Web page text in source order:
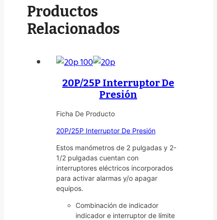
Productos
Relacionados
20P/25P Interruptor De
Presión
Ficha De Producto
20P/25P Interruptor De Presión
Estos manómetros de 2 pulgadas y 2-
1/2 pulgadas cuentan con
interruptores eléctricos incorporados
para activar alarmas y/o apagar
equipos.
Combinación de indicador
indicador e interruptor de límite